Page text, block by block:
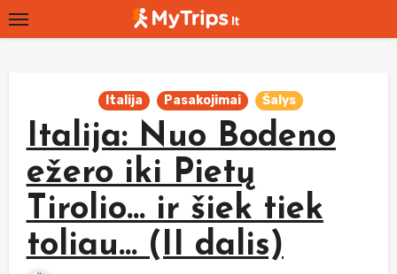
Skip
to
Italija Pasakojimai Šalys
Italija: Nuo Bodeno
ežero iki Pietų
Tirolio… ir šiek tiek
toliau… (II dalis)